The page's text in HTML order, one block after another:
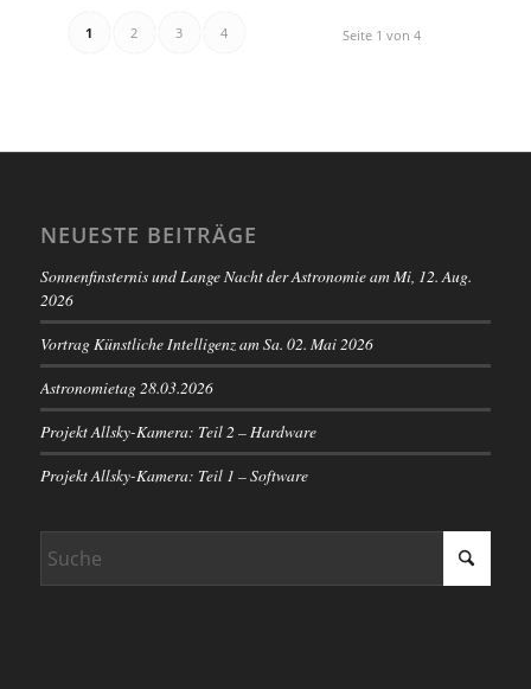
Seite 1 von 4
1 2 3 4
NEUESTE BEITRÄGE
Sonnenfinsternis und Lange Nacht der Astronomie am Mi, 12. Aug.
2026
Vortrag Künstliche Intelligenz am Sa. 02. Mai 2026
Astronomietag 28.03.2026
Projekt Allsky-Kamera: Teil 2 – Hardware
Projekt Allsky-Kamera: Teil 1 – Software